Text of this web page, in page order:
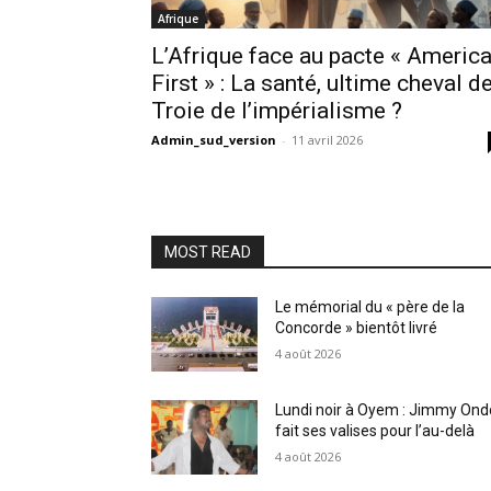
Afrique
L’Afrique face au pacte « America
First » : La santé, ultime cheval de
Troie de l’impérialisme ?
Admin_sud_version - 11 avril 2026
MOST READ
Le mémorial du « père de la
Concorde » bientôt livré
4 août 2026
Lundi noir à Oyem : Jimmy
fait ses valises pour l’au-delà
4 août 2026